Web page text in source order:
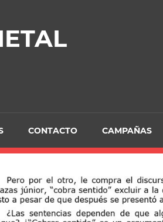
CONTACTO CAMPAÑAS